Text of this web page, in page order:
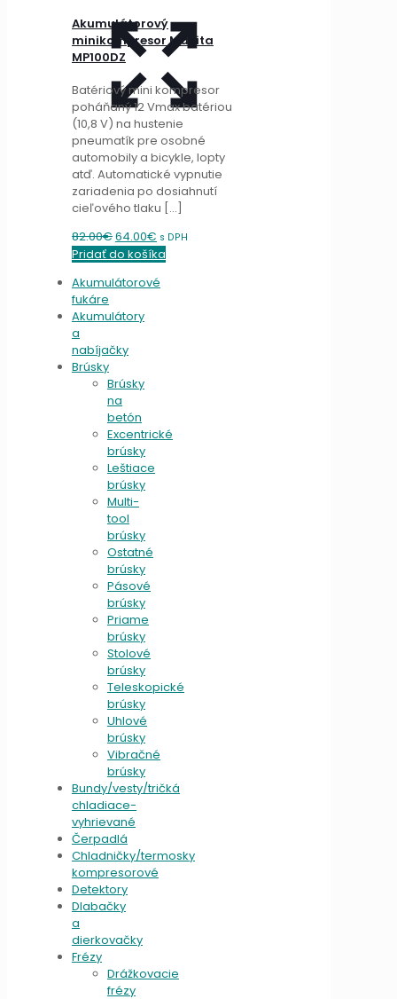
Akumulátorový
minikompresor Makita
MP100DZ
Batériový mini kompresor
poháňaný 12 Vmax batériou
(10,8 V) na hustenie
pneumatík pre osobné
automobily a bicykle, lopty
atď. Automatické vypnutie
zariadenia po dosiahnutí
cieľového tlaku […]
82.00€Original
price
82.00€.
64.00€ Current
price
64.00€.
s DPH
Pridať do košíka
Akumulátorové
fukáre
Akumulátory
a
nabíjačky
Brúsky
Brúsky
na
betón
Excentrické
brúsky
Leštiace
brúsky
Multi-
tool
brúsky
Ostatné
brúsky
Pásové
brúsky
Priame
brúsky
Stolové
brúsky
Teleskopické
brúsky
Uhlové
brúsky
Vibračné
brúsky
Bundy/vesty/tričká
chladiace-
vyhrievané
Čerpadlá
Chladničky/termosky
kompresorové
Detektory
Dlabačky
a
dierkovačky
Frézy
Drážkovacie
frézy